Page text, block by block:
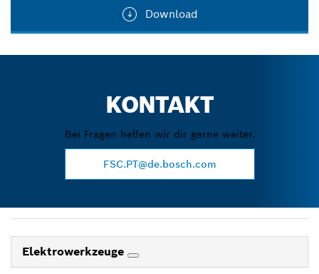
Download
KONTAKT
Bei Fragen helfen wir dir gerne weiter.
FSC.PT@de.bosch.com
Elektrowerkzeuge